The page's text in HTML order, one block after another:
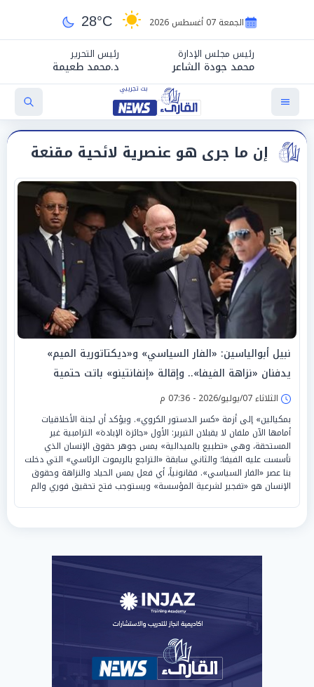
الجمعة 07 أغسطس 2026 28°C
رئيس مجلس الإدارة
محمد جودة الشاعر
رئيس التحرير
د.محمد طعيمة
إن ما جرى هو عنصرية لائحية مقنعة
نبيل أبوالياسين: «الفار السياسي» و«ديكتاتورية الميم»
يدفنان «نزاهة الفيفا».. وإقالة «إنفانتينو» باتت حتمية
الثلاثاء 07/يوليو/2026 - 07:36 م
بمكيالين» إلى أزمة «كسر الدستور الكروي». ويؤكد أن لجنة الأخلاقيات
أمامها الآن ملفان لا يقبلان التبرير: الأول «جائزة الإبادة» الترامبية غير
المستحقة، وهي «تطبيع بالميدالية» يمس جوهر حقوق الإنسان الذي
تأسست عليه الفيفا؛ والثاني سابقة «التراجع بالريموت الرئاسي» التي دخلت
بنا عصر «الفار السياسي». فقانونياً، أي فعل يمس الحياد والنزاهة وحقوق
الإنسان هو «تفجير لشرعية المؤسسة» ويستوجب فتح تحقيق فوري والم